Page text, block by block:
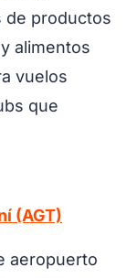
de productos
alimentos
vuelos
que
(AGT)
aeropuerto